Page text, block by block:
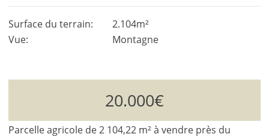
Surface du terrain:
2.104m²
Vue:
Montagne
20.000€
Parcelle agricole de 2 104,22 m² à vendre près du